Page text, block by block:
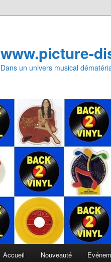
www.picture-
Dans un univers musical
Accueil Nouveauté